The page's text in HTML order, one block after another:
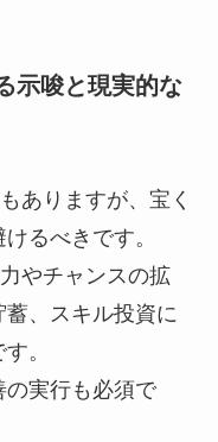
示唆と現実的な
ありますが、宝く
るべきです。
やチャンスの拡
、スキル投資に
。
の実行も必須で